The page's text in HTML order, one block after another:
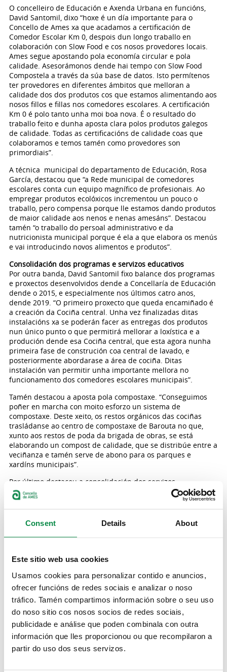
Consent Details About
Este sitio web usa cookies
Usamos cookies para personalizar contido e anuncios,
ofrecer funcións de redes sociais e analizar o noso
tráfico. Tamén compartimos información sobre o seu uso
do noso sitio cos nosos socios de redes sociais,
publicidade e análise que poden combinala con outra
información que lles proporcionou ou que recompilaron a
partir do uso dos seus servizos.
O concelleiro de Educación e Axenda Urbana en funcións,
David Santomil, dixo “hoxe é un día importante para o
Concello de Ames xa que acadamos a certificación de
Comedor Escolar Km 0, despois dun longo traballo en
colaboración con Slow Food e cos nosos provedores locais.
Ames segue apostando pola economía circular e pola
calidade. Asesorámonos dende hai tempo con Slow Food
Compostela a través da súa base de datos. Isto permítenos
ter provedores en diferentes ámbitos que melloran a
calidade dos dos produtos cos que estamos alimentando aos
nosos fillos e fillas nos comedores escolares. A certificación
Km 0 é polo tanto unha moi boa nova. É o resultado do
traballo feito e dunha aposta clara polos produtos galegos
de calidade. Todas as certificacións de calidade coas que
colaboramos e temos tamén como provedores son
primordiais”.
A técnica municipal do departamento de Educación, Rosa
García, destacou que “a Rede municipal de comedores
escolares conta cun equipo magnífico de profesionais. Ao
empregar produtos ecolóxicos incrementou un pouco o
traballo, pero compensa porque lle estamos dando produtos
de maior calidade aos nenos e nenas amesáns”. Destacou
tamén “o traballo do persoal administrativo e da
nutricionista municipal porque é ela a que elabora os menús
e vai introducindo novos alimentos e produtos”.
Consolidación dos programas e servizos educativos
Por outra banda, David Santomil fixo balance dos programas
e proxectos desenvolvidos dende a Concellaría de Educación
dende o 2015, e especialmente nos últimos catro anos,
dende 2019. “O primeiro proxecto que queda encamiñado é
a creación da Cociña central. Unha vez finalizadas ditas
instalacións xa se poderán facer as entregas dos produtos
nun único punto o que permitirá mellorar a loxística e a
produción dende esa Cociña central, que esta agora nunha
primeira fase de construción coa central de lavado, e
posteriormente abordarase a área de cociña. Ditas
instalación van permitir unha importante mellora no
funcionamento dos comedores escolares municipais”.
Tamén destacou a aposta pola compostaxe. “Conseguimos
poñer en marcha con moito esforzo un sistema de
compostaxe. Deste xeito, os restos orgánicos das cociñas
trasládanse ao centro de compostaxe de Barouta no que,
xunto aos restos de poda da brigada de obras, se está
elaborando un compost de calidade, que se distribúe entre a
veciñanza e tamén serve de abono para os parques e
xardíns municipais”.
Por último destacou a consolidación dos servizos
complementarios de educación. “Este verán rondaremos os
700 usuarios/as entre o Xuño Lúdico e maila Escola de Verán,
veciñanza amesá, para conciliar a súa vida familiar e laboral,
que están consolidados dende hai anos, pero que foron
é unha satisfacción enorme dicir que nos atopamos nunha
o meu traballo na área de educación”.
Novas relacionadas:
El Correo Gallego:" Certificado: la mitad de los productos que
usan los comedores de Ames ya son gallegos y Km 0"
Lindeiros:"Os comedores escolares de Ames reciben a
acreditación Km 0"